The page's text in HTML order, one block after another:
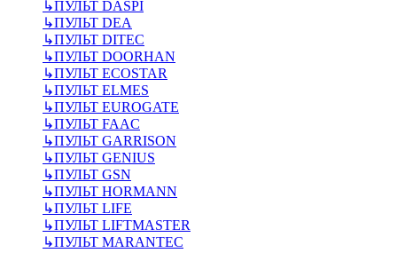
↳ПУЛЬТ DASPI
↳ПУЛЬТ DEA
↳ПУЛЬТ DITEC
↳ПУЛЬТ DOORHAN
↳ПУЛЬТ ECOSTAR
↳ПУЛЬТ ELMES
↳ПУЛЬТ EUROGATE
↳ПУЛЬТ FAAC
↳ПУЛЬТ GARRISON
↳ПУЛЬТ GENIUS
↳ПУЛЬТ GSN
↳ПУЛЬТ HORMANN
↳ПУЛЬТ LIFE
↳ПУЛЬТ LIFTMASTER
↳ПУЛЬТ MARANTEC